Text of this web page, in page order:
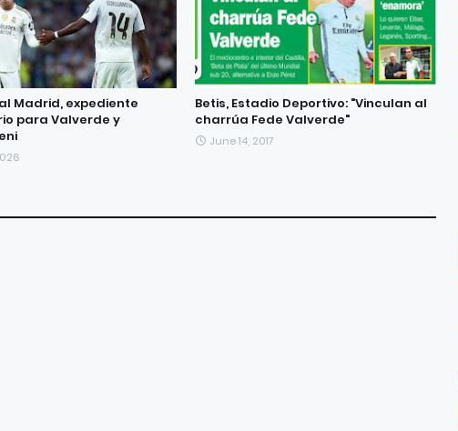
Madrid, expediente
para Valverde y
Betis, Estadio Deportivo: "Vinculan al
charrúa Fede Valverde"
June 14, 2017